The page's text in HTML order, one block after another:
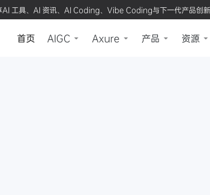
AI 工具、AI 资讯、AI Coding、Vibe Coding与下一代产品创
首页 AIGC Axure 产品 资源